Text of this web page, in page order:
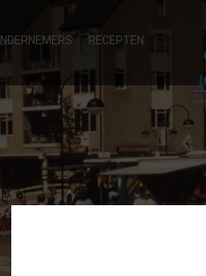
RECEPTEN